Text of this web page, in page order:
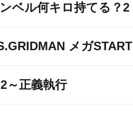
ベル何キロ持てる？2
メガ
～正義執行